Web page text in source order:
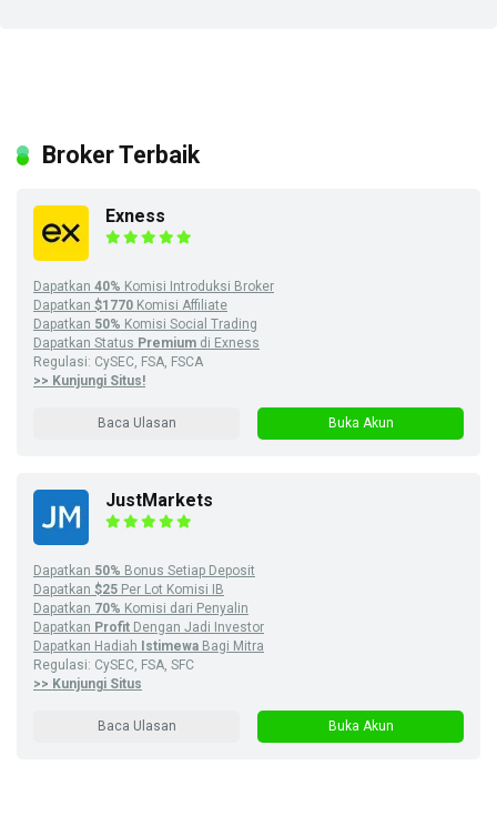
Broker Terbaik
Exness
Dapatkan 40% Komisi Introduksi Broker
Dapatkan $1770 Komisi Affiliate
Dapatkan 50% Komisi Social Trading
Dapatkan Status Premium di Exness
Regulasi: CySEC, FSA, FSCA
>> Kunjungi Situs!
Baca Ulasan Buka Akun
JustMarkets
Dapatkan 50% Bonus Setiap Deposit
Dapatkan $25 Per Lot Komisi IB
Dapatkan 70% Komisi dari Penyalin
Dapatkan Profit Dengan Jadi Investor
Dapatkan Hadiah
Istimewa Bagi Mitra
Regulasi: CySEC, FSA, SFC
>> Kunjungi Situs
Baca Ulasan Buka Akun